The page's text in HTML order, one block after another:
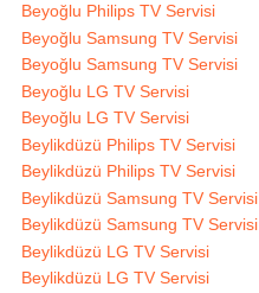
Beyoğlu Philips TV Servisi
Beyoğlu Samsung TV Servisi
Beyoğlu Samsung TV Servisi
Beyoğlu LG TV Servisi
Beyoğlu LG TV Servisi
Beylikdüzü Philips TV Servisi
Beylikdüzü Philips TV Servisi
Beylikdüzü Samsung TV Servisi
Beylikdüzü Samsung TV Servisi
Beylikdüzü LG TV Servisi
Beylikdüzü LG TV Servisi